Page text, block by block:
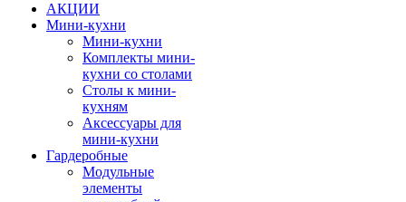
АКЦИИ
Мини-кухни
Мини-кухни
Комплекты мини-
кухни со столами
Столы к мини-
кухням
Аксессуары для
мини-кухни
Гардеробные
Модульные
элементы